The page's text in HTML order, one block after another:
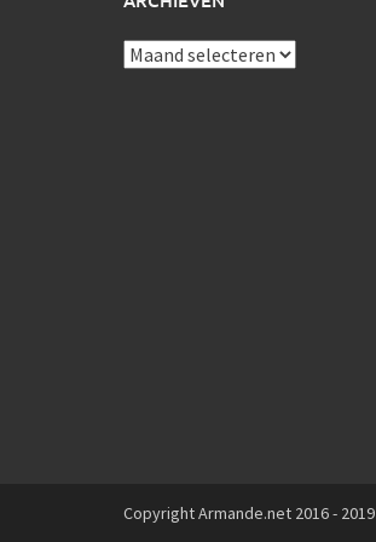
Archieven
Copyright Armande.net 2016 - 2019